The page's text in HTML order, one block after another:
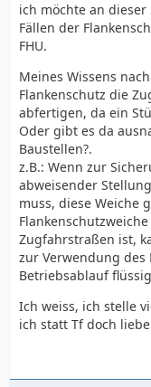
ich möchte an
Fällen der
FHU.
Meines Wissens
Flankenschutz die
abfertigen, da ein
Oder gibt es da
Baustellen?.
z.B.: Wenn zur
abweisender
muss, diese Weiche
Zugfahrstraßen ist,
zur Verwendung des
Betriebsablauf
Ich weiss, ich stelle
ich statt Tf doch